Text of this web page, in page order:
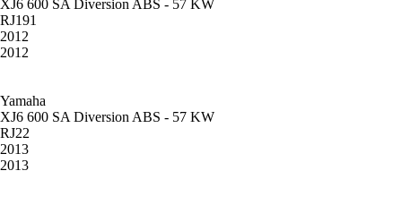
XJ6 600 SA Diversion ABS - 57 KW
RJ191
2012
2012
Yamaha
XJ6 600 SA Diversion ABS - 57 KW
RJ22
2013
2013